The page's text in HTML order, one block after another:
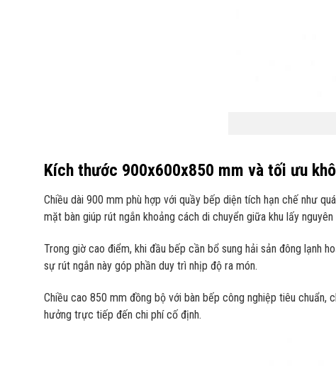
Kích thước 900x600x850 mm và tối ưu
Chiều dài 900 mm phù hợp với quầy bếp diện tích hạn chế như
mặt bàn giúp rút ngắn khoảng cách di chuyển giữa khu lấy nguyên
Trong giờ cao điểm, khi đầu bếp cần bổ sung hải sản đông lạnh
sự rút ngắn này góp phần duy trì nhịp độ ra món.
Chiều cao 850 mm đồng bộ với bàn bếp công nghiệp tiêu
hưởng trực tiếp đến chi phí cố định.